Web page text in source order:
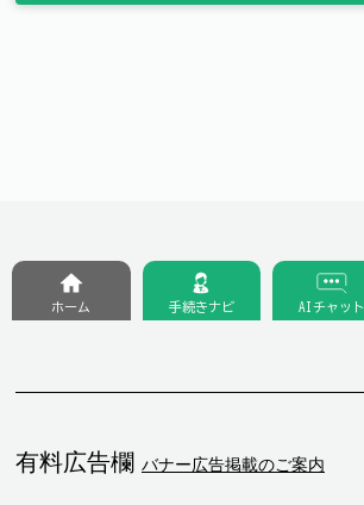
有料広告欄 バナー広告掲載のご案内
ホーム 手続きナビ AIチャット